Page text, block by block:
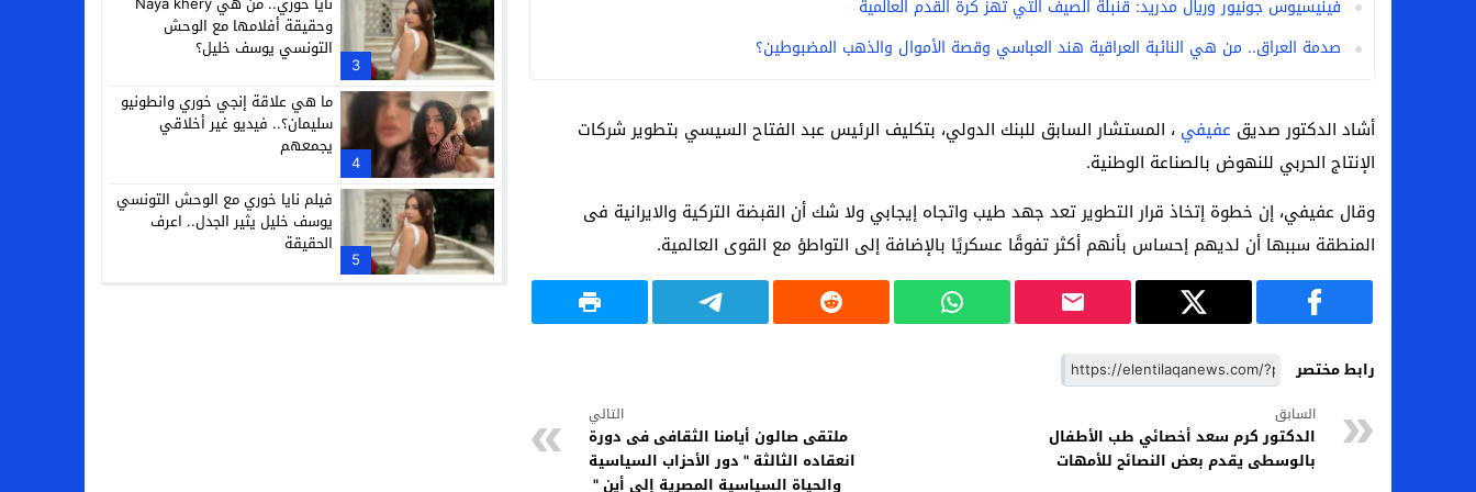
من هي لوز مينديز زوجة إبراهيم دياز بعد خطفها للأنظار؟
الموصل العراقي يعلن ضم المهاجم يوسف أسامة نبيه
فينيسيوس جونيور وريال مدريد: قنبلة الصيف التي تهز كرة القدم العالمية
صدمة العراق.. من هي النائبة العراقية هند العباسي وقصة الأموال والذهب المضبوطين؟
أشاد الدكتور صديق عفيفي ، المستشار السابق للبنك الدولي، بتكليف الرئيس عبد الفتاح السيسي بتطوير شركات
الإنتاج الحربي للنهوض بالصناعة الوطنية.
وقال عفيفي، إن خطوة إتخاذ قرار التطوير تعد جهد طيب واتجاه إيجابي ولا شك أن القبضة التركية والايرانية فى
المنطقة سببها أن لديهم إحساس بأنهم أكثر تفوقًا عسكريًا بالإضافة إلى التواطؤ مع القوى العالمية.
رابط مختصر
السابق
الدكتور كرم سعد أخصائي طب الأطفال
بالوسطى يقدم بعض النصائح للأمهات
التالي
ملتقى صالون أيامنا الثقافى فى دورة
انعقاده الثالثة " دور الأحزاب السياسية
والحياة السياسية المصرية إلى أين "
3
وحقيقة أفلامها مع الوحش
التونسي يوسف خليل؟
4
ما هي علاقة إنجي خوري وانطونيو
سليمان؟.. فيديو غير أخلاقي
يجمعهم
5
فيلم نايا خوري مع الوحش التونسي
يوسف خليل يثير الجدل.. اعرف
الحقيقة